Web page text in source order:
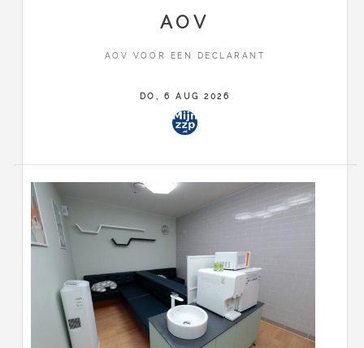
DECLARANT
AOV
AOV VOOR EEN DECLARANT
DO, 6 AUG 2026